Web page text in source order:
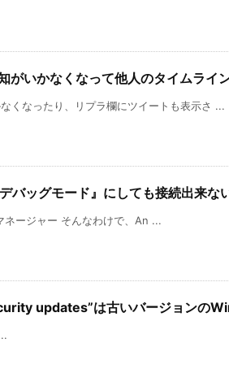
がいかなくなって他人のタイムライ
くなったり、リプラ欄にツイートも表示さ ...
バッグモード』にしても接続出来な
ージャー そんなわけで、An ...
updates”は古いバージョンの